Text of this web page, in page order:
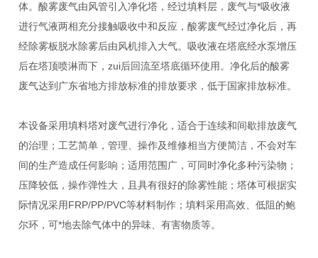
体。酸雾废气由风管引入净化塔，经过填料层，废气与*吸收液
进行气液两相充分接触吸收中和反应，酸雾废气经过净化后，再
经除雾板脱水除雾后由风机排入大气。吸收液在塔底经水泵增压
后在塔顶喷淋而下，zui后回流至塔底循环使用。净化后的酸雾
废气达到广东省地方排放标准的排放要求，低于国家排放标准。
本设备采用填料塔对废气进行净化，适合于连续和间歇排放废气
的治理；工艺简单，管理、操作及维修相当方便简洁，不会对车
间的生产造成任何影响；适用范围广，可同时净化多种污染物；
压降较低，操作弹性大，且具有很好的除雾性能；塔体可根据实
际情况采用FRP/PP/PVC等材料制作；填料采用高效、低阻的鲍
尔环，可*地去除气体中的异味、有害物质等。